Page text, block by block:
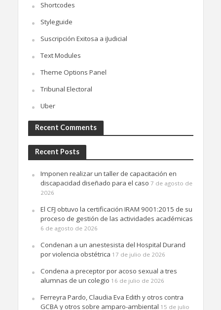
Shortcodes
Styleguide
Suscripción Exitosa a iJudicial
Text Modules
Theme Options Panel
Tribunal Electoral
Uber
Recent Comments
Recent Posts
Imponen realizar un taller de capacitación en
discapacidad diseñado para el caso 7 de agosto de
2026
El CFJ obtuvo la certificación IRAM 9001:2015 de su
proceso de gestión de las actividades académicas
6 de agosto de 2026
Condenan a un anestesista del Hospital Durand
por violencia obstétrica 17 de julio de 2026
Condena a preceptor por acoso sexual a tres
alumnas de un colegio 16 de julio de 2026
Ferreyra Pardo, Claudia Eva Edith y otros contra
GCBA y otros sobre amparo-ambiental 15 de julio